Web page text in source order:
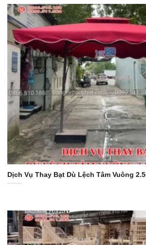
Dịch Vụ Thay Bạt Dù Lệch Tâm Vuông